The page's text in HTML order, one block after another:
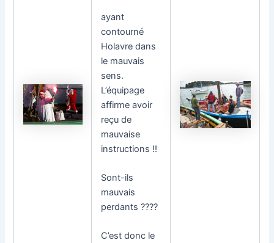
ayant
contourné
Holavre dans
le mauvais
sens.
L’équipage
affirme avoir
reçu de
mauvaise
instructions !!
Sont-ils
mauvais
perdants ????
C’est donc le